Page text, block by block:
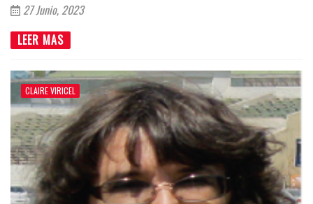
27 Junio, 2023
LEER MAS
CLAIRE VIRICEL